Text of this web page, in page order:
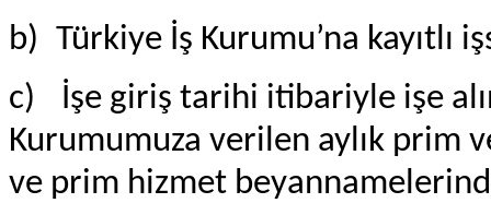
b) Türkiye İş Kurumu’na kayıtlı
c)
İşe giriş tarihi itibariyle işe
Kurumumuza verilen aylık prim
ve prim hizmet